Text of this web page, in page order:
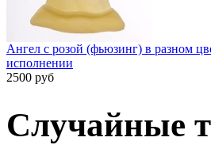
Ангел с розой (фьюзинг) в разном
исполнении
2500 руб
Случайные